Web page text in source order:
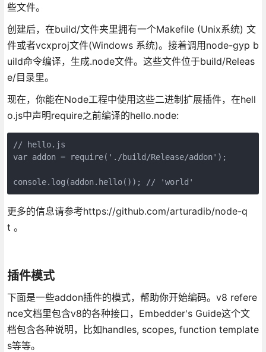
些文件。
创建后，在build/文件夹里拥有一个Makefile (Unix系统) 文
件或者vcxproj文件(Windows 系统)。接着调用node-gyp b
uild命令编译，生成.node文件。这些文件位于build/Releas
e/目录里。
现在，你能在Node工程中使用这些二进制扩展插件，在hell
o.js中声明require之前编译的hello.node:
// hello.js
var addon = require('./build/Release/addon');
console.log(addon.hello()); // 'world'
更多的信息请参考https://github.com/arturadib/node-q
t 。
插件模式
下面是一些addon插件的模式，帮助你开始编码。v8 refere
nce文档里包含v8的各种接口，Embedder's Guide这个文
档包含各种说明，比如handles, scopes, function template
s等等。